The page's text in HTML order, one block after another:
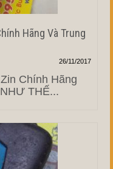
Hãng Và Trung
26/11/2017
Chính Hãng
THẾ...